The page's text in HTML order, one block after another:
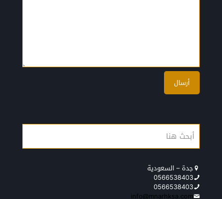
جدة – السعودية
0566538403
0566538403
info@mnarhksa.com